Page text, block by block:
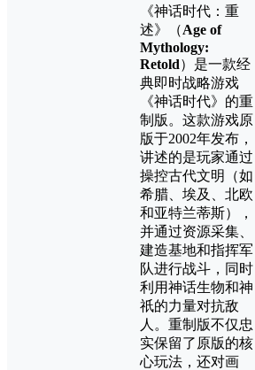
《神话时代：重
述》（Age of
Mythology:
Retold）是一款经
典即时战略游戏
《神话时代》的重
制版。这款游戏原
版于2002年发布，
讲述的是玩家通过
操控古代文明（如
希腊、埃及、北欧
和亚特兰蒂斯），
并通过资源采集、
建造基地和指挥军
队进行战斗，同时
利用神话生物和神
祇的力量对抗敌
人。重制版不仅忠
实保留了原版的核
心玩法，还对画